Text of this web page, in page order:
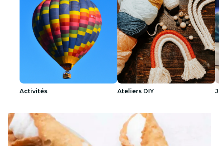
Activités Ateliers DIY